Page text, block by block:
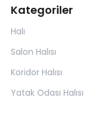
Kategoriler
Halı
Salon Halısı
Koridor Halısı
Yatak Odası Halısı